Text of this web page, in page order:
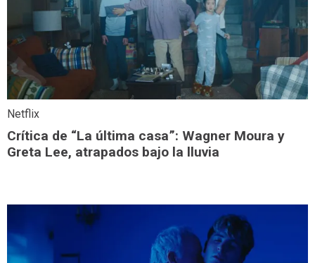
Netflix
Crítica de “La última casa”: Wagner Moura y
Greta Lee, atrapados bajo la lluvia